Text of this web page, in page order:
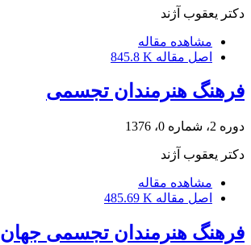
دکتر یعقوب آژند
مشاهده مقاله
اصل مقاله 845.8 K
فرهنگ هنرمندان تجسمی
دوره 2، شماره 0، 1376
دکتر یعقوب آژند
مشاهده مقاله
اصل مقاله 485.69 K
فرهنگ هنرمندان تجسمی جهان